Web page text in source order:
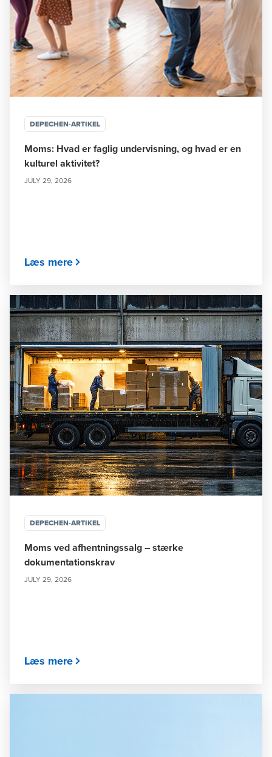
DEPECHEN-ARTIKEL
Moms: Hvad er faglig undervisning, og hvad er en
kulturel aktivitet?
JULY 29, 2026
Læs mere
DEPECHEN-ARTIKEL
Moms ved afhentningssalg – stærke
dokumentationskrav
JULY 29, 2026
Læs mere